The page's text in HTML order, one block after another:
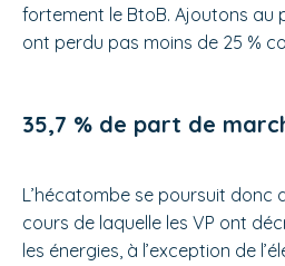
fortement le BtoB. Ajoutons au
ont perdu pas moins de 25 %
35,7 % de part de
L’hécatombe se poursuit donc
cours de laquelle les VP ont
les énergies, à l’exception de